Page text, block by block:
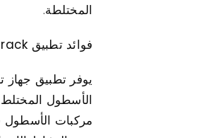
المختلطة.
فوائد تطبيق Protrack في استراتيجية إدارة الأسطول لديك
مركبات الأسطول